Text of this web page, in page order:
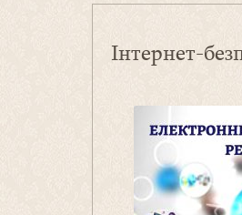
Інтернет-